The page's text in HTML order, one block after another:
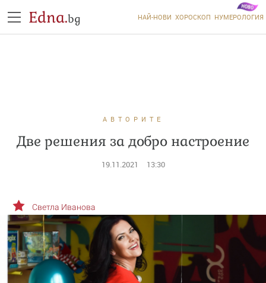
Edna.bg НАЙ-НОВИ ХОРОСКОП НУМЕРОЛОГИЯ
АВТОРИТЕ
Две решения за добро настроение
19.11.2021 13:30
Светла Иванова